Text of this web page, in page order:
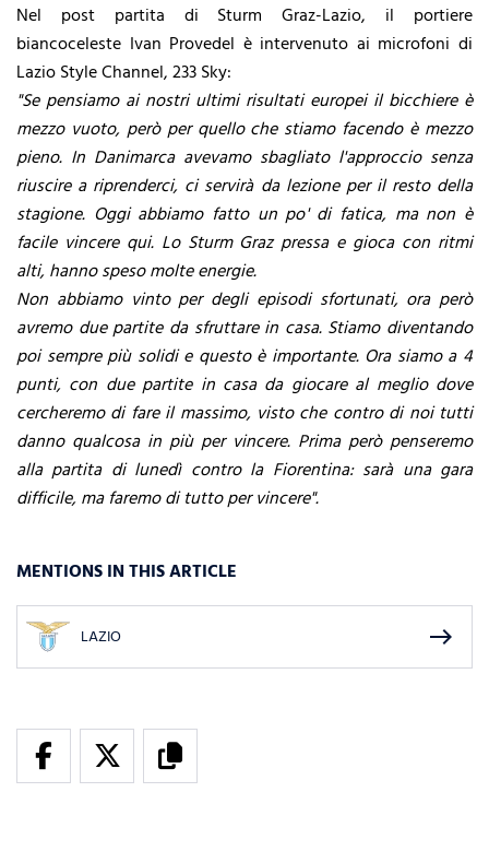
Nel post partita di Sturm Graz-Lazio, il portiere
biancoceleste Ivan Provedel è intervenuto ai microfoni di
Lazio Style Channel, 233 Sky:
"Se pensiamo ai nostri ultimi risultati europei il bicchiere è
mezzo vuoto, però per quello che stiamo facendo è mezzo
pieno. In Danimarca avevamo sbagliato l'approccio senza
riuscire a riprenderci, ci servirà da lezione per il resto della
stagione. Oggi abbiamo fatto un po' di fatica, ma non è
facile vincere qui. Lo Sturm Graz pressa e gioca con ritmi
alti, hanno speso molte energie.
Non abbiamo vinto per degli episodi sfortunati, ora però
avremo due partite da sfruttare in casa. Stiamo diventando
poi sempre più solidi e questo è importante. Ora siamo a 4
punti, con due partite in casa da giocare al meglio dove
cercheremo di fare il massimo, visto che contro di noi tutti
danno qualcosa in più per vincere. Prima però penseremo
alla partita di lunedì contro la Fiorentina: sarà una gara
difficile, ma faremo di tutto per vincere".
MENTIONS IN THIS ARTICLE
LAZIO east